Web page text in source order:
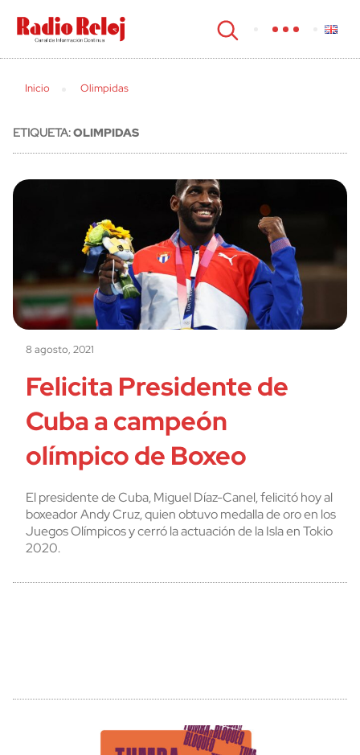
cerrar
Inicio Olimpidas
ETIQUETA:OLIMPIDAS
8 agosto, 2021
Felicita Presidente de
Cuba a campeón
olímpico de Boxeo
El presidente de Cuba, Miguel Díaz-Canel, felicitó hoy al
boxeador Andy Cruz, quien obtuvo medalla de oro en los
Juegos Olímpicos y cerró la actuación de la Isla en Tokio
2020.